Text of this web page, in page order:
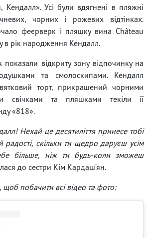
Усі були вдягнені в пляжні
чорних і рожевих відтінках.
феєрверк і пляшку вина Château
в рік народження Кендалл.
показали відкриту зону відпочинку на
та смолоскипами. Кендалл
торт, прикрашений чорними
свічками та пляшками текіли її
«818».
Нехай це десятиліття принесе тобі
радості, скільки ти щедро даруєш усім
більше, ніж ти будь-коли зможеш
до сестри Кім Кардаш’ян.
щоб побачити всі відео та фото: